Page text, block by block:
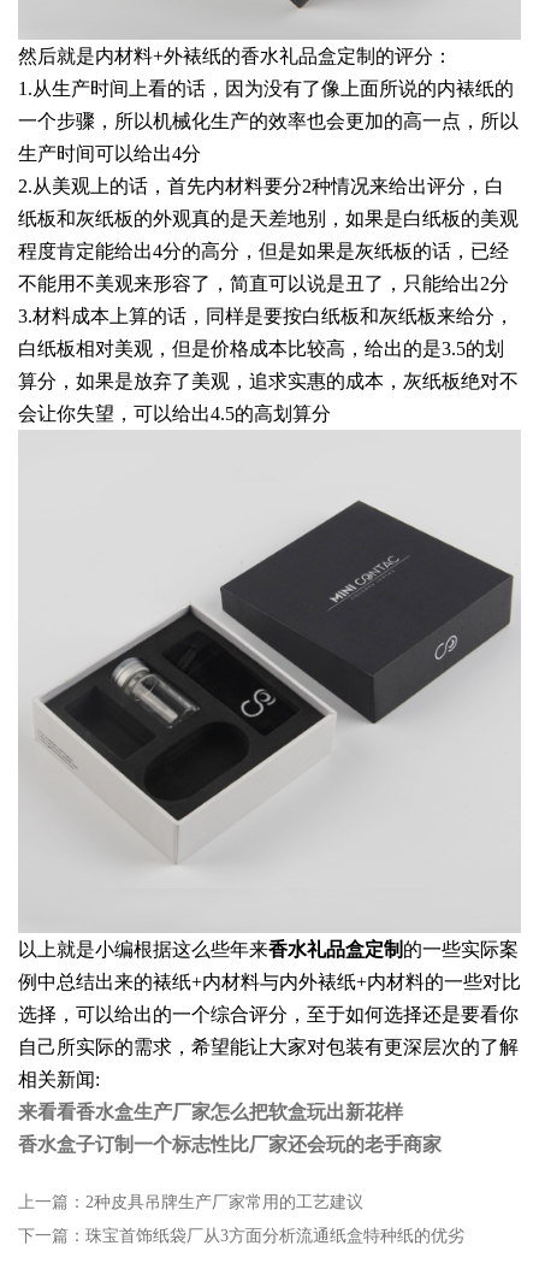
然后就是内材料+外裱纸的香水礼品盒定制的评分：
1.从生产时间上看的话，因为没有了像上面所说的内裱纸的
一个步骤，所以机械化生产的效率也会更加的高一点，所以
生产时间可以给出4分
2.从美观上的话，首先内材料要分2种情况来给出评分，白
纸板和灰纸板的外观真的是天差地别，如果是白纸板的美观
程度肯定能给出4分的高分，但是如果是灰纸板的话，已经
不能用不美观来形容了，简直可以说是丑了，只能给出2分
3.材料成本上算的话，同样是要按白纸板和灰纸板来给分，
白纸板相对美观，但是价格成本比较高，给出的是3.5的划
算分，如果是放弃了美观，追求实惠的成本，灰纸板绝对不
会让你失望，可以给出4.5的高划算分
以上就是小编根据这么些年来香水礼品盒定制 的一些实际案
例中总结出来的裱纸+内材料与内外裱纸+内材料的一些对比
选择，可以给出的一个综合评分，至于如何选择还是要看你
自己所实际的需求，希望能让大家对包装有更深层次的了解
相关新闻:
来看看香水盒生产厂家怎么把软盒玩出新花样
香水盒子订制一个标志性比厂家还会玩的老手商家
上一篇： 2种皮具吊牌生产厂家常用的工艺建议
下一篇： 珠宝首饰纸袋厂从3方面分析流通纸盒特种纸的优劣